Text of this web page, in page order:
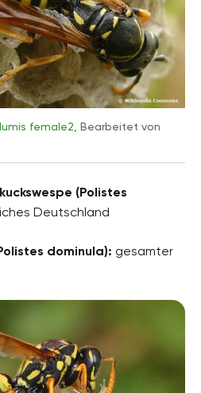
female2, Bearbeitet von
(Polistes
Deutschland
dominula): gesamter